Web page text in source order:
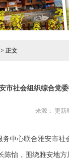
> 正文
市社会组织综合党
来源： 更新
心联合雅安市社
怡，围绕雅安地